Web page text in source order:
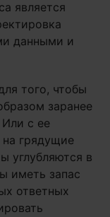
является
данными и
того, чтобы
заранее
Или с ее
грядущие
углубляются в
иметь запас
ответных